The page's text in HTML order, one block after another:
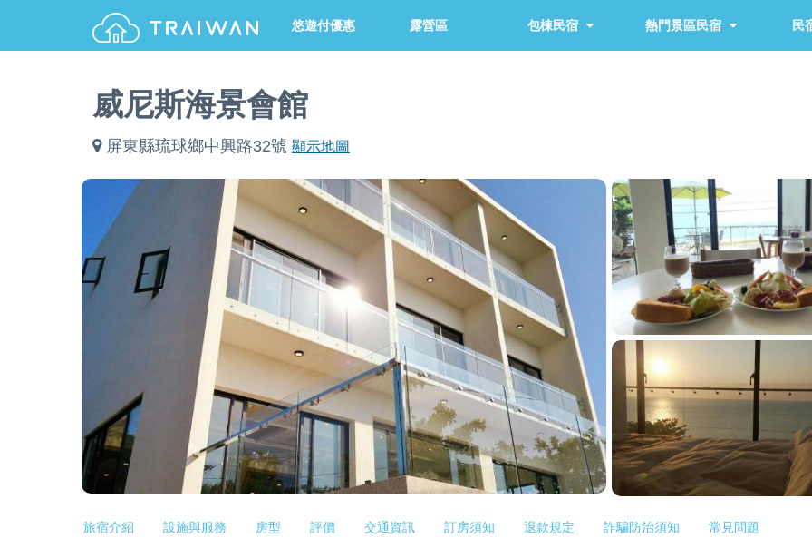
悠遊付優惠 露營區 包棟民宿 熱門景區民宿 民宿
威尼斯海景會館
屏東縣琉球鄉中興路32號 顯示地圖
旅宿介紹 設施與服務 房型 評價 交通資訊 訂房須知 退款規定 詐騙防治須知 常見問題